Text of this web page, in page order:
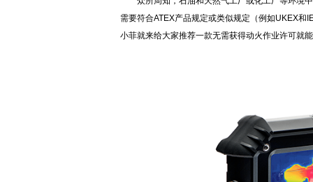
需要符合ATEX产品规定或类似规定（例如UKEX
小菲就来给大家推荐一款无需获得动火作业许可